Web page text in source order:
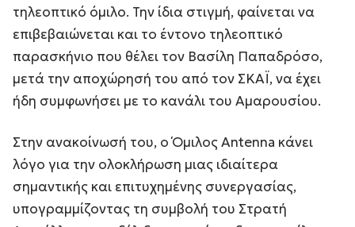
τηλεοπτικό όμιλο. Την ίδια στιγμή, φαίνεται να
επιβεβαιώνεται και το έντονο τηλεοπτικό
παρασκήνιο που θέλει τον Βασίλη Παπαδρόσο,
μετά την αποχώρησή του από τον ΣΚΑΪ, να έχει
ήδη συμφωνήσει με το κανάλι του Αμαρουσίου.
Στην ανακοίνωσή του, ο Όμιλος Antenna κάνει
λόγο για την ολοκλήρωση μιας ιδιαίτερα
σημαντικής και επιτυχημένης συνεργασίας,
υπογραμμίζοντας τη συμβολή του Στρατή